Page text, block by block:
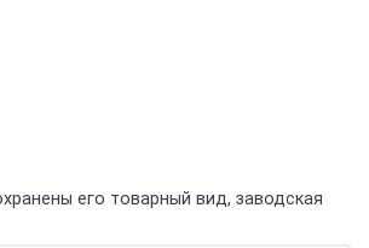
его товарный вид, заводская